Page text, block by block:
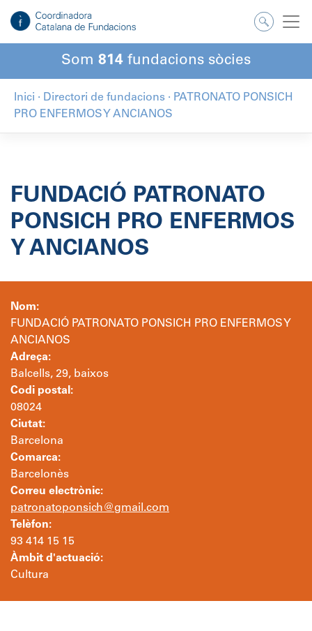
contingut
Som 814 fundacions sòcies
Inici · Directori de fundacions · PATRONATO PONSICH
PRO ENFERMOS Y ANCIANOS
FUNDACIÓ PATRONATO
PONSICH PRO ENFERMOS
Y ANCIANOS
Nom:
FUNDACIÓ PATRONATO PONSICH PRO ENFERMOS Y
ANCIANOS
Adreça:
Balcells, 29, baixos
Codi postal:
08024
Ciutat:
Barcelona
Comarca:
Barcelonès
Correu electrònic:
patronatoponsich@gmail.com
Telèfon:
93 414 15 15
Àmbit d'actuació:
Cultura